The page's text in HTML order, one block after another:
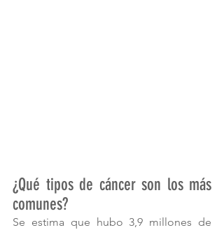
¿Qué tipos de cáncer son los más
comunes?
Se estima que hubo 3,9 millones de